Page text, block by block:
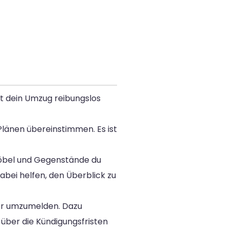
Umzug reibungslos
übereinstimmen. Es ist
und Gegenstände du
helfen, den Überblick zu
umzumelden. Dazu
die Kündigungsfristen